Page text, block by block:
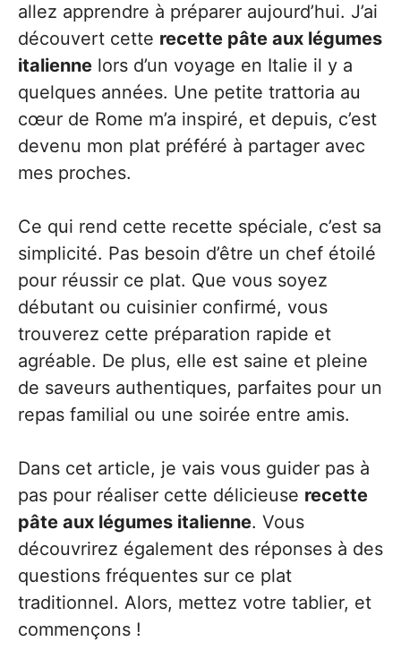
allez apprendre à préparer aujourd’hui. J’ai
découvert cette recette pâte aux légumes
italienne lors d’un voyage en Italie il y a
quelques années. Une petite trattoria au
cœur de Rome m’a inspiré, et depuis, c’est
devenu mon plat préféré à partager avec
mes proches.
Ce qui rend cette recette spéciale, c’est sa
simplicité. Pas besoin d’être un chef étoilé
pour réussir ce plat. Que vous soyez
débutant ou cuisinier confirmé, vous
trouverez cette préparation rapide et
agréable. De plus, elle est saine et pleine
de saveurs authentiques, parfaites pour un
repas familial ou une soirée entre amis.
Dans cet article, je vais vous guider pas à
pas pour réaliser cette délicieuse recette
pâte aux légumes italienne. Vous
découvrirez également des réponses à des
questions fréquentes sur ce plat
traditionnel. Alors, mettez votre tablier, et
commençons !